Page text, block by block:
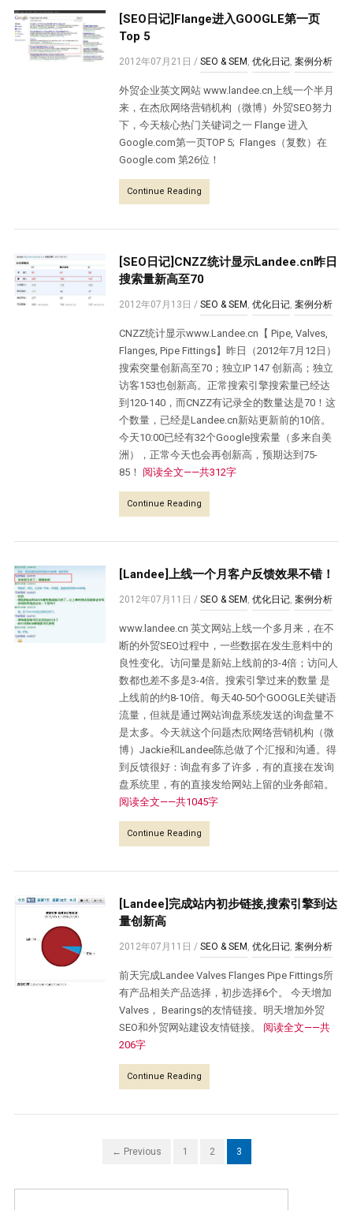
[SEO日记]Flange进入GOOGLE第一页
Top 5
2012年07月21日 /SEO & SEM ,优化日记,案例分析
外贸企业英文网站 www.landee.cn上线一个半月
来，在杰欣网络营销机构（微博）外贸SEO努力
下，今天核心热门关键词之一 Flange 进入
Google.com第一页TOP 5; Flanges（复数）在
Google.com 第26位！
Continue Reading
[SEO日记]CNZZ统计显示Landee.cn昨日
搜索量新高至70
2012年07月13日 /SEO & SEM ,优化日记,案例分析
CNZZ统计显示www.Landee.cn【 Pipe, Valves,
Flanges, Pipe Fittings】昨日（2012年7月12日）
搜索突量创新高至70；独立IP 147 创新高；独立
访客153也创新高。正常搜索引擎搜索量已经达
到120-140，而CNZZ有记录全的数量达是70！这
个数量，已经是Landee.cn新站更新前的10倍。
今天10:00已经有32个Google搜索量（多来自美
洲），正常今天也会再创新高，预期达到75-
85！ 阅读全文——共312字
Continue Reading
[Landee]上线一个月客户反馈效果不错！
2012年07月11日 /SEO & SEM ,优化日记,案例分析
www.landee.cn 英文网站上线一个多月来，在不
断的外贸SEO过程中，一些数据在发生意料中的
良性变化。访问量是新站上线前的3-4倍；访问人
数都也差不多是3-4倍。搜索引擎过来的数量 是
上线前的约8-10倍。每天40-50个GOOGLE关键语
流量，但就是通过网站询盘系统发送的询盘量不
是太多。今天就这个问题杰欣网络营销机构（微
博）Jackie和Landee陈总做了个汇报和沟通。得
到反馈很好：询盘有多了许多，有的直接在发询
盘系统里，有的直接发给网站上留的业务邮箱。
阅读全文——共1045字
Continue Reading
[Landee]完成站内初步链接,搜索引擎到达
量创新高
2012年07月11日 /SEO & SEM ,优化日记,案例分析
前天完成Landee Valves Flanges Pipe Fittings所
有产品相关产品选择，初步选择6个。 今天增加
Valves， Bearings的友情链接。明天增加外贸
SEO和外贸网站建设友情链接。 阅读全文——共
206字
Continue Reading
← Previous 1 2 3